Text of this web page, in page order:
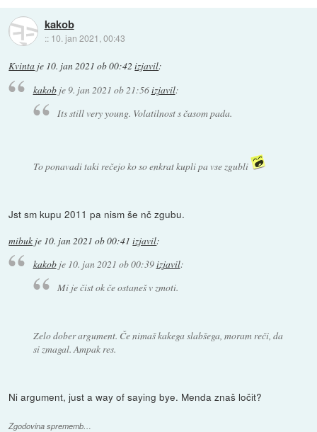
kakob
:: 10. jan 2021, 00:43
Kvinta je 10. jan 2021 ob 00:42 izjavil:
kakobje9. jan 2021 ob 21:56izjavil:
Its still very young. Volatilnost s časom pada.
To ponavadi taki rečejo ko so enkrat kupli pa vse zgubli
Jst sm kupu 2011 pa nism še nč zgubu.
mibuk je 10. jan 2021 ob 00:41 izjavil:
kakobje 10. jan 2021 ob 00:39izjavil:
Mi je čist ok če ostaneš v zmoti.
Zelo dober argument. Če nimaš kakega slabšega, moram reči, da
si zmagal. Ampak res.
Ni argument, just a way of saying bye. Menda znaš ločit?
Zgodovina sprememb…